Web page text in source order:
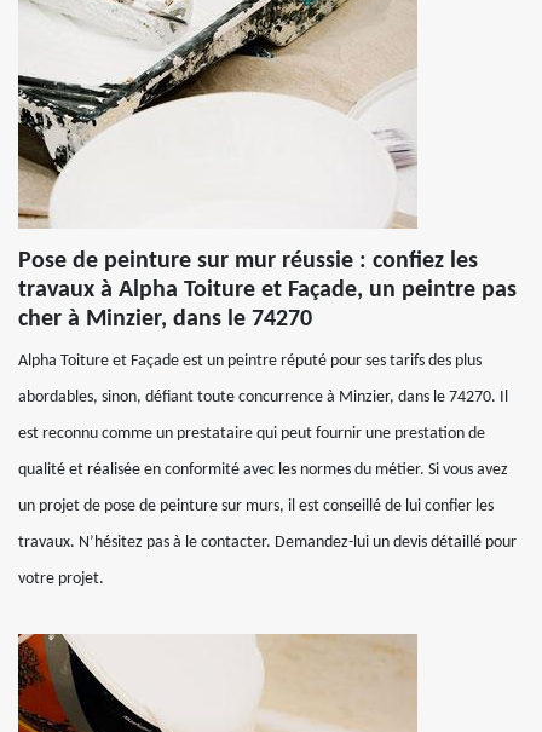
Pose de peinture sur mur réussie : confiez les
travaux à Alpha Toiture et Façade, un peintre pas
cher à Minzier, dans le 74270
Alpha Toiture et Façade est un peintre réputé pour ses tarifs des plus
abordables, sinon, défiant toute concurrence à Minzier, dans le 74270. Il
est reconnu comme un prestataire qui peut fournir une prestation de
qualité et réalisée en conformité avec les normes du métier. Si vous avez
un projet de pose de peinture sur murs, il est conseillé de lui confier les
travaux. N’hésitez pas à le contacter. Demandez-lui un devis détaillé pour
votre projet.